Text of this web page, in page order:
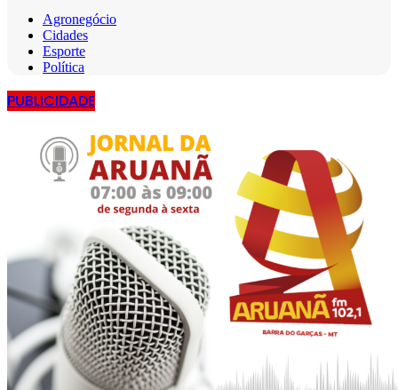
Agronegócio
Cidades
Esporte
Política
PUBLICIDADE